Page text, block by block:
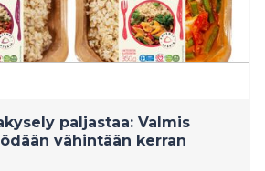
paljastaa: Valmis
vähintään kerran